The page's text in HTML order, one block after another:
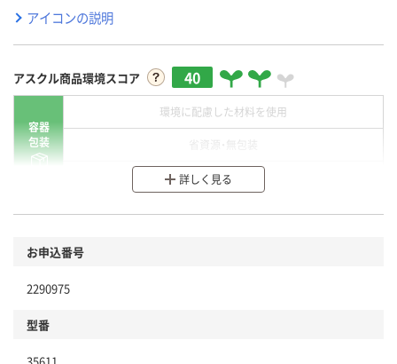
アイコンの説明
アスクル商品環境スコア 40
容器
包装
環境に配慮した材料を使用
分別・リサイクルしやすい設計
本体
仕組
詳しく見る
お申込番号
2290975
型番